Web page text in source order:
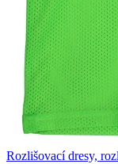
Rozlišovací dresy,